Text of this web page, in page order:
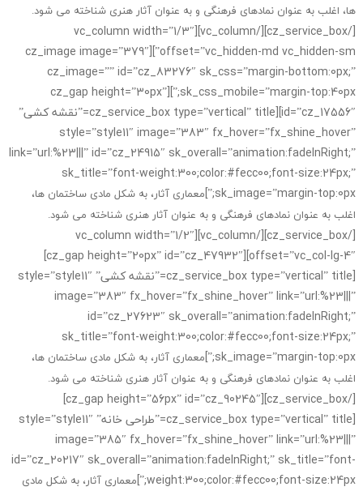
ها، اغلب به عنوان نمادهای فرهنگی و به عنوان آثار هنری شناخته می شود.
[/cz_service_box][/vc_column][vc_column width=”1/3″
offset=”vc_hidden-md vc_hidden-sm”][cz_image image=”379″
cz_image=”” id=”cz_83276″ sk_css=”margin-bottom:0px;”
sk_css_mobile=”margin-top:40px;”][cz_gap height=”30px”
id=”cz_17556″][cz_service_box type=”vertical” title=”نقشه کشی”
style=”style11″ image=”383″ fx_hover=”fx_shine_hover”
link=”url:%23|||” id=”cz_24915″ sk_overall=”animation:fadeInRight;”
sk_title=”font-weight:300;color:#fecc00;font-size:24px;”
sk_image=”margin-top:0px;”] معماری آثار، به شکل مادی ساختمان ها،
اغلب به عنوان نمادهای فرهنگی و به عنوان آثار هنری شناخته می شود.
[/cz_service_box][/vc_column][vc_column width=”1/2″
offset=”vc_col-lg-4″][cz_gap height=”20px” id=”cz_47932″]
[cz_service_box type=”vertical” title=”نقشه کشی” style=”style11″
image=”383″ fx_hover=”fx_shine_hover” link=”url:%23|||”
id=”cz_27623″ sk_overall=”animation:fadeInRight;”
sk_title=”font-weight:300;color:#fecc00;font-size:24px;”
sk_image=”margin-top:0px;”] معماری آثار، به شکل مادی ساختمان ها،
اغلب به عنوان نمادهای فرهنگی و به عنوان آثار هنری شناخته می شود.
[/cz_service_box][cz_gap height=”56px” id=”cz_90245″]
[cz_service_box type=”vertical” title=”طراحی خانه” style=”style11″
image=”385″ fx_hover=”fx_shine_hover” link=”url:%23|||”
id=”cz_20217″ sk_overall=”animation:fadeInRight;” sk_title=”font-
weight:300;color:#fecc00;font-size:24px;”] معماری آثار، به شکل مادی